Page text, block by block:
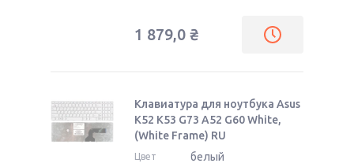
1 879,0 ₴
Клавиатура для ноутбука Asus
K52 K53 G73 A52 G60 White,
(White Frame) RU
Цвет белый